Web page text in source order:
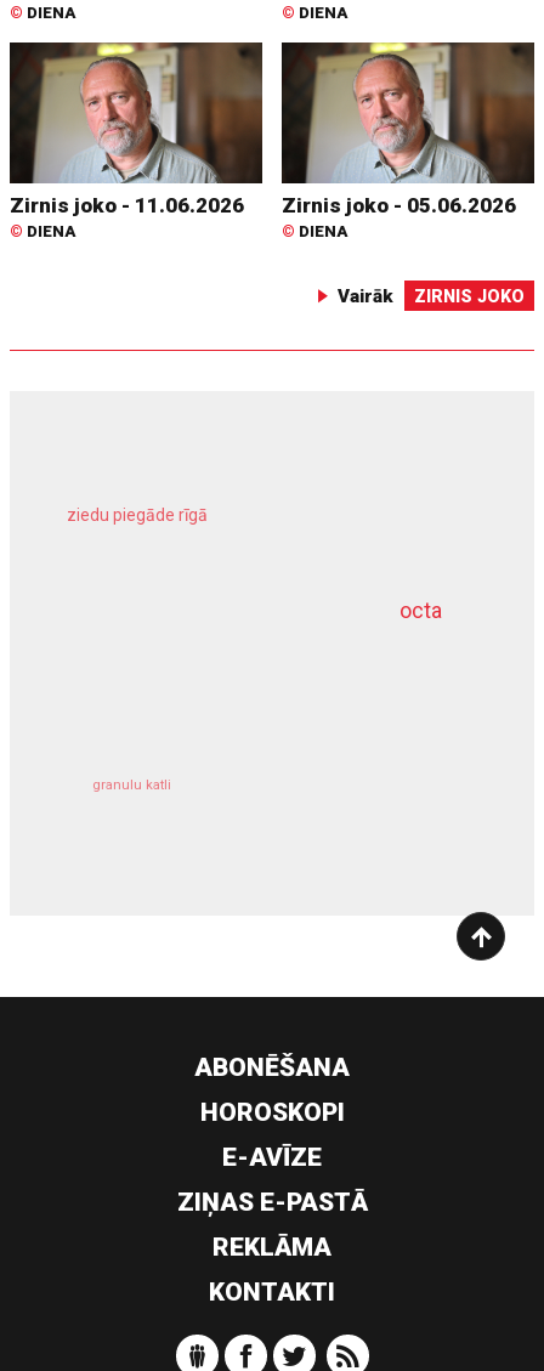
© DIENA © DIENA
Zirnis joko - 11.06.2026
© DIENA
Zirnis joko - 05.06.2026
© DIENA
Vairāk ZIRNIS JOKO
octa
ziedu piegāde rīgā
granulu katli
dziļurbums
ABONĒŠANA
HOROSKOPI
E-AVĪZE
ZIŅAS E-PASTĀ
REKLĀMA
KONTAKTI